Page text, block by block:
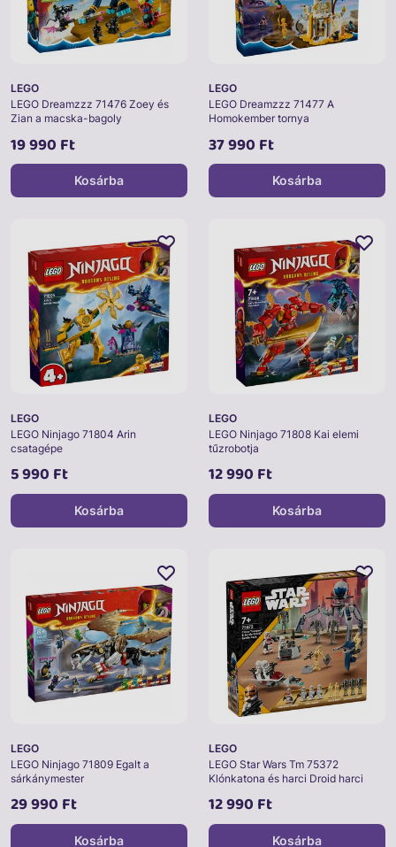
LEGO
LEGO Dreamzzz 71476 Zoey és
Zian a macska-bagoly
19 990 Ft
Kosárba
LEGO
LEGO Dreamzzz 71477 A
Homokember tornya
37 990 Ft
Kosárba
LEGO
LEGO Ninjago 71804 Arin
csatagépe
5 990 Ft
Kosárba
LEGO
LEGO Ninjago 71808 Kai elemi
tűzrobotja
12 990 Ft
Kosárba
LEGO
LEGO Ninjago 71809 Egalt a
sárkánymester
29 990 Ft
Kosárba
LEGO
LEGO Star Wars Tm 75372
Klónkatona és harci Droid harci
12 990 Ft
Kosárba